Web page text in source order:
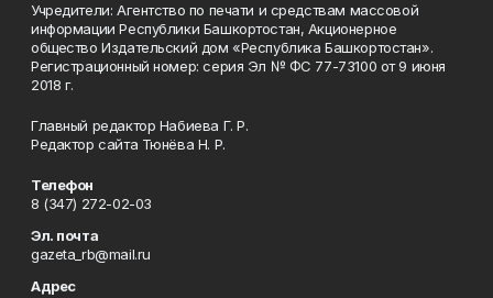
Учредители: Агентство по печати и средствам массовой
информации Республики Башкортостан, Акционерное
общество Издательский дом «Республика Башкортостан».
Регистрационный номер: серия Эл № ФС 77-73100 от 9 июня
2018 г.
Главный редактор Набиева Г. Р.
Редактор сайта Тюнёва Н. Р.
Телефон
8 (347) 272-02-03
Эл. почта
gazeta_rb@mail.ru
Адрес